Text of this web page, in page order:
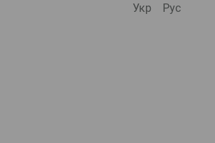
Укр Рус